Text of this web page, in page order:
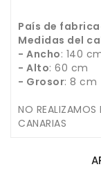
País de
Medidas del
- Ancho: 140
- Alto: 60 cm
- Grosor: 8 cm
NO REALIZAMOS
CANARIAS